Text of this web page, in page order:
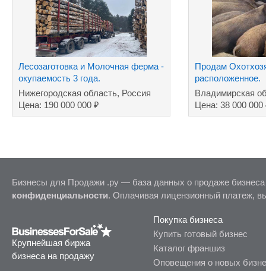
Лесозаготовка и Молочная ферма -
окупаемость 3 года.
Нижегородская область, Россия
Цена: 190 000 000 ₽
Продам
расположенное.
Владимирская
Цена: 38 000 000
Бизнесы для Продажи .ру — база данных о продаже
конфиденциальности. Оплачивая лицензионный платеж,
Крупнейшая биржа
бизнеса на продажу
Покупка бизнеса
Купить готовый бизнес
Каталог франшиз
Оповещения о новых